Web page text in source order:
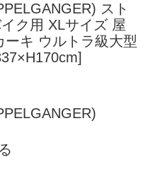
スト
ク用 XLサイズ 屋
キ ウルトラ級大型